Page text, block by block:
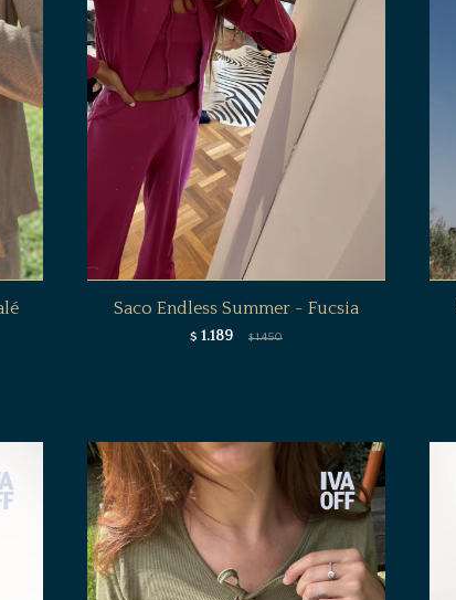
Saco Endless Summer - Fucsia
$ 1.189 $ 1.450